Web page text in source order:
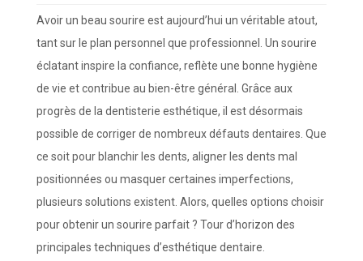
Avoir un beau sourire est aujourd’hui un véritable atout,
tant sur le plan personnel que professionnel. Un sourire
éclatant inspire la confiance, reflète une bonne hygiène
de vie et contribue au bien-être général. Grâce aux
progrès de la dentisterie esthétique, il est désormais
possible de corriger de nombreux défauts dentaires. Que
ce soit pour blanchir les dents, aligner les dents mal
positionnées ou masquer certaines imperfections,
plusieurs solutions existent. Alors, quelles options choisir
pour obtenir un sourire parfait ? Tour d’horizon des
principales techniques d’esthétique dentaire.